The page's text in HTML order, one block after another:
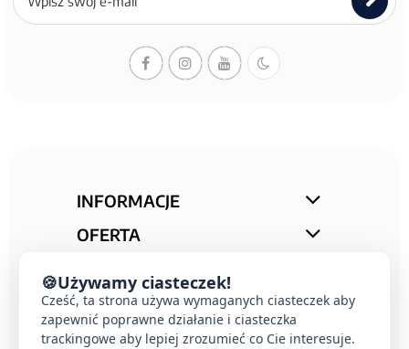
newslettera
INFORMACJE
OFERTA
KONTAKT
🍪Używamy ciasteczek!
Cześć, ta strona używa wymaganych ciasteczek aby
zapewnić poprawne działanie i ciasteczka
trackingowe aby lepiej zrozumieć co Cie interesuje.